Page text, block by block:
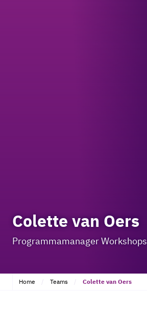
Colette van Oers
Programmamanager Workshops
Home Teams Colette van Oers